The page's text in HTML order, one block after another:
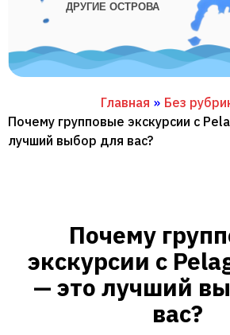
ДРУГИЕ ОСТРОВА
Главная » Без
Почему групповые экскурсии с
лучший выбор для вас?
Почему
экскурсии с
— это лучший
вас?